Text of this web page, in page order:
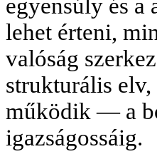
egyensúly és
lehet érteni,
valóság
strukturális
működik — a
igazságossáig.